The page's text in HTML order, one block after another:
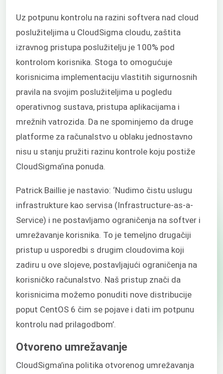
Uz potpunu kontrolu na razini softvera nad cloud
poslužiteljima u CloudSigma cloudu, zaštita
izravnog pristupa poslužitelju je 100% pod
kontrolom korisnika. Stoga to omogućuje
korisnicima implementaciju vlastitih sigurnosnih
pravila na svojim poslužiteljima u pogledu
operativnog sustava, pristupa aplikacijama i
mrežnih vatrozida. Da ne spominjemo da druge
platforme za računalstvo u oblaku jednostavno
nisu u stanju pružiti razinu kontrole koju postiže
CloudSigma’ina ponuda.
Patrick Baillie je nastavio: ‘Nudimo čistu uslugu
infrastrukture kao servisa (Infrastructure-as-a-
Service) i ne postavljamo ograničenja na softver i
umrežavanje korisnika. To je temeljno drugačiji
pristup u usporedbi s drugim cloudovima koji
zadiru u ove slojeve, postavljajući ograničenja na
korisničko računalstvo. Naš pristup znači da
korisnicima možemo ponuditi nove distribucije
poput CentOS 6 čim se pojave i dati im potpunu
kontrolu nad prilagodbom’.
Otvoreno umrežavanje
CloudSigma’ina politika otvorenog umrežavanja